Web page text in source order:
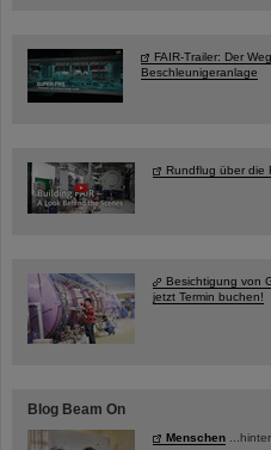
FAIR-Trailer: Der
Beschleunigeranlage
Rundflug über die
Besichtigung von
jetzt Termin buchen!
Blog Beam On
Menschen